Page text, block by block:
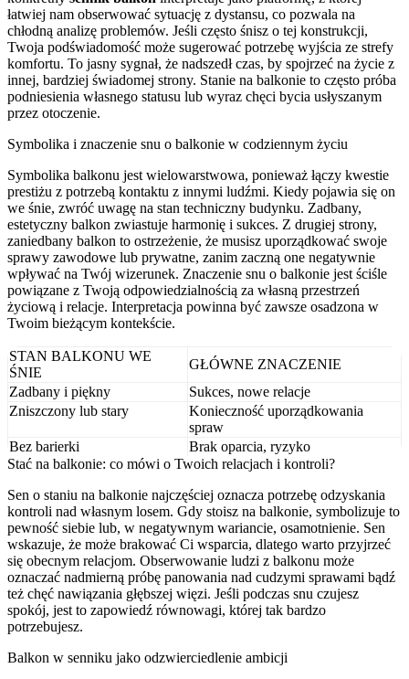
łatwiej nam obserwować sytuację z dystansu, co pozwala na
chłodną analizę problemów. Jeśli często śnisz o tej konstrukcji,
Twoja podświadomość może sugerować potrzebę wyjścia ze strefy
komfortu. To jasny sygnał, że nadszedł czas, by spojrzeć na życie z
innej, bardziej świadomej strony. Stanie na balkonie to często próba
podniesienia własnego statusu lub wyraz chęci bycia usłyszanym
przez otoczenie.
Symbolika i znaczenie snu o balkonie w codziennym życiu
Symbolika balkonu jest wielowarstwowa, ponieważ łączy kwestie
prestiżu z potrzebą kontaktu z innymi ludźmi. Kiedy pojawia się on
we śnie, zwróć uwagę na stan techniczny budynku. Zadbany,
estetyczny balkon zwiastuje harmonię i sukces. Z drugiej strony,
zaniedbany balkon to ostrzeżenie, że musisz uporządkować swoje
sprawy zawodowe lub prywatne, zanim zaczną one negatywnie
wpływać na Twój wizerunek. Znaczenie snu o balkonie jest ściśle
powiązane z Twoją odpowiedzialnością za własną przestrzeń
życiową i relacje. Interpretacja powinna być zawsze osadzona w
Twoim bieżącym kontekście.
STAN BALKONU WE
ŚNIE
GŁÓWNE ZNACZENIE
Zadbany i piękny
Sukces, nowe relacje
Zniszczony lub stary
Konieczność uporządkowania
spraw
Bez barierki
Brak oparcia, ryzyko
Stać na balkonie: co mówi o Twoich relacjach i kontroli?
Sen o staniu na balkonie najczęściej oznacza potrzebę odzyskania
kontroli nad własnym losem. Gdy stoisz na balkonie, symbolizuje to
pewność siebie lub, w negatywnym wariancie, osamotnienie. Sen
wskazuje, że może brakować Ci wsparcia, dlatego warto przyjrzeć
się obecnym relacjom. Obserwowanie ludzi z balkonu może
oznaczać nadmierną próbę panowania nad cudzymi sprawami bądź
też chęć nawiązania głębszej więzi. Jeśli podczas snu czujesz
spokój, jest to zapowiedź równowagi, której tak bardzo
potrzebujesz.
Balkon w senniku jako odzwierciedlenie ambicji